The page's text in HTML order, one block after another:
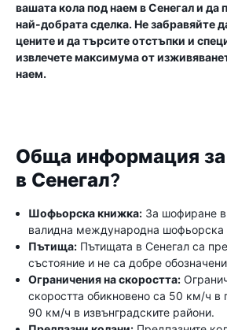
вашата кола под наем в Сенегал и да
най-добрата сделка. Не забравяйте
цените и да търсите отстъпки и
извлечете максимума от
наем.
Обща информация
в Сенегал?
Шофьорска книжка: За шофиране в
валидна международна шофьорска
Пътища: Пътищата в Сенегал са
състояние и не са добре
Ограничения на скоростта:
скоростта обикновено са 50 км/ч в
90 км/ч в извънградските райони.